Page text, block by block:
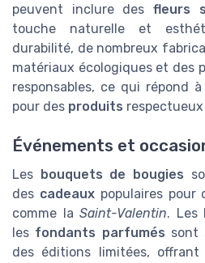
peuvent inclure des fleurs
touche naturelle et
durabilité, de nombreux
matériaux écologiques et des
responsables, ce qui répond
pour des produits
Événements et
Les bouquets de bougies
des cadeauxpopulaires pour
comme la Saint-Valentin. Les
les fondants parfumés sont
des éditions limitées, offrant